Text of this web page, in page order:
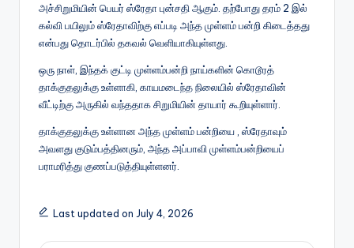
அச்சிறுமியின் பெயர் ஸ்ரேதா புன்சதி ஆகும். தற்போது தரம் 2 இல்
கல்வி பயிலும் ஸ்ரேதாவிற்கு எப்படி அந்த முள்ளம் பன்றி கிடைத்தது
என்பது தொடர்பில் தகவல் வெளியாகியுள்ளது.
ஒரு நாள், இந்தக் குட்டி முள்ளம்பன்றி நாய்களின் கொடூரத்
தாக்குதலுக்கு உள்ளாகி, காயமடைந்த நிலையில் ஸ்ரேதாவின்
வீட்டிற்கு அருகில் வந்ததாக சிறுமியின் தாயார் கூறியுள்ளார்.
தாக்குதலுக்கு உள்ளான அந்த முள்ளம் பன்றியை , ஸ்ரேதாவும்
அவளது குடும்பத்தினரும், அந்த அப்பாவி முள்ளம்பன்றியைப்
பராமரித்து குணப்படுத்தியுள்ளனர்.
Last updated on July 4, 2026